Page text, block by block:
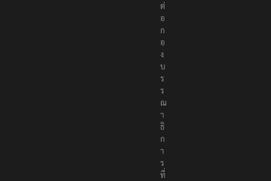
ต่
อ
ก
อ
ง
บ
ร
ร
ณ
า
ธิ
ก
า
ร
ที่